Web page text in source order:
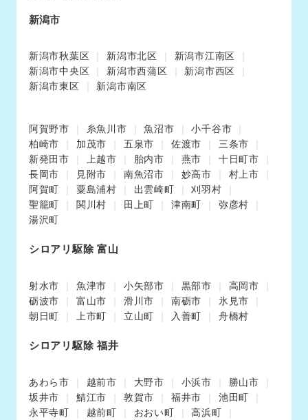
新潟市
新潟市秋葉区 新潟市北区
新潟市江南区
新潟市中央区
新潟市西蒲区
新潟市西区
新潟市東区
新潟市南区
阿賀野市 糸魚川市 魚沼市
小千谷市
柏崎市
加茂市 五泉市 佐渡市
三条市
新発田市
上越市 胎内市 燕市
十日町市
長岡市
見附市 南魚沼市 妙高市
村上市
阿賀町
粟島浦村 出雲崎町
刈羽村
聖籠町
関川村 田上町 津南町
弥彦村
湯沢町
シロアリ駆除 富山
射水市 魚津市 小矢部市 黒部市
高岡市
砺波市
富山市 滑川市 南砺市
氷見市
朝日町
上市町 立山町 入善町 舟橋村
シロアリ駆除 福井
あわら市 越前市 大野市 小浜市
勝山市
坂井市
鯖江市 敦賀市 福井市
池田町
永平寺町
越前町 おおい町
高浜町